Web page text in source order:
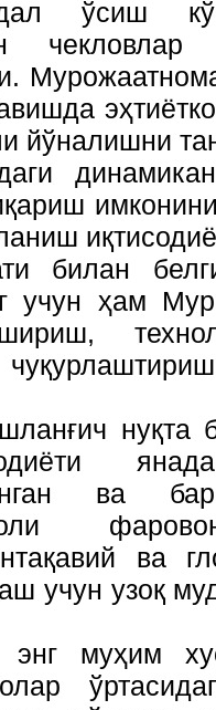
ўсиш
чекловлар
йўналишни
билан
учун ҳам
нуқта
ва
ва
учун узоқ
энг муҳим